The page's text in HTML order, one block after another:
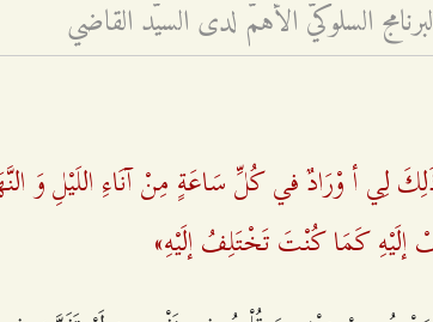
السلوكيّ الأهمّ لدى السيّد القاضي
لِي أ وْرَادٌ في كُلِّ سَاعَةٍ مِنْ آنَاءِ اللَيْلِ وَ
كَمَا كُنْتَ تَخْتَلِفُ إلَيْهِ»